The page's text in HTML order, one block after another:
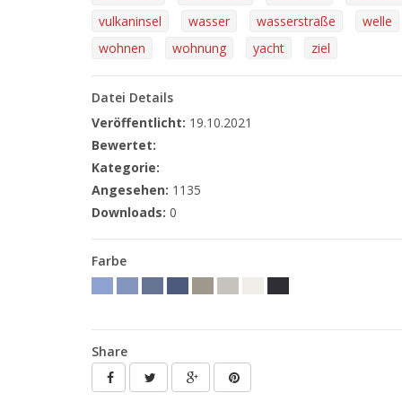
vulkaninsel
wasser wasserstraße welle
wohnen
wohnung yacht ziel
Datei Details
Veröffentlicht: 19.10.2021
Bewertet:
Kategorie:
Angesehen: 1135
Downloads: 0
Farbe
Share